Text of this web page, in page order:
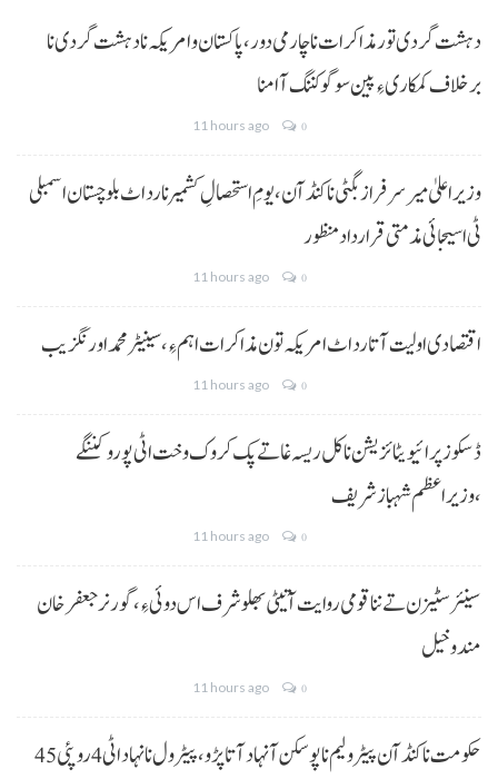
دہشت گردی تور مذاکرات نا چارمی دور،پاکستان و امریکہ نا دہشت گردی نا
برخلاف کمکاری ءِ پین سوگو کننگ آ امنا
11 hours ago 0
وزیراعلیٰ میر سرفراز بگٹی نا کنڈ آن،یومِ استحصالِ کشمیر نا رد اٹ بلوچستان اسمبلی
ٹی اسیجائی مذمتی قرارداد منظور
11 hours ago 0
اقتصادی اولیت آتا رد اٹ امریکہ تون مذاکرات اہم ءِ،سینیٹر محمد اورنگزیب
11 hours ago 0
ڈسکوز پرائیویٹائزیشن نا کل ریسہ غاتے پک کروک وخت اٹی پورو کننگے
،وزیراعظم شہباز شریف
11 hours ago 0
سینئر سٹیزن تے ننا قومی روایت آتیٹی بھلو شرف اس دوئی ءِ،گورنر جعفرخان
مندوخیل
11 hours ago 0
حکومت نا کنڈ آن پیٹرولیم نا پوسکن آ نہاد آتا پڑو،پیٹرول نا نہاد اٹی 4 روپئی 45